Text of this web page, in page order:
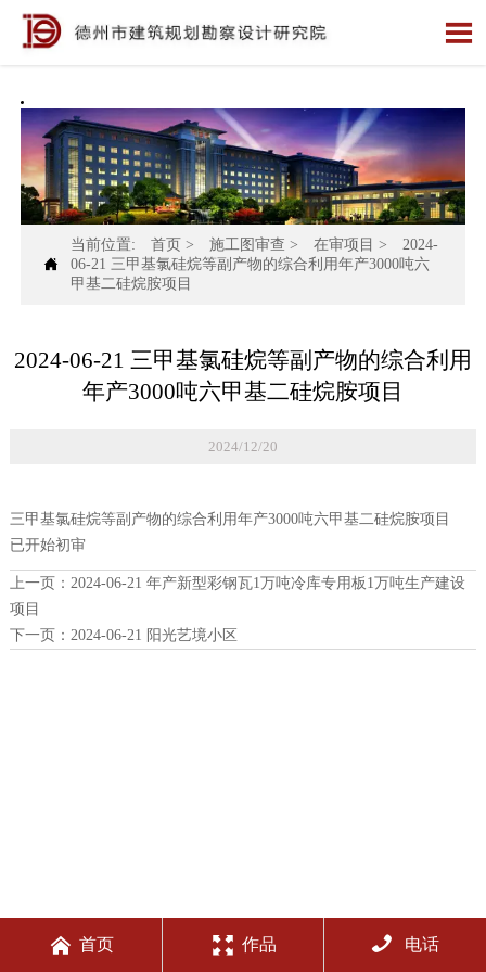


当前位置: 首页> 施工图审查 > 在审项目 >
2024-
06-21 三甲基氯硅烷等副产物的综合利用年产3000吨六
甲基二硅烷胺项目
2024-06-21 三甲基氯硅烷等副产物的综合利用
年产3000吨六甲基二硅烷胺项目
2024/12/20
三甲基氯硅烷等副产物的综合利用年产3000吨六甲基二硅烷胺项目
已开始初审
上一页： 2024-06-21 年产新型彩钢瓦1万吨冷库专用板1万吨生产建设
项目
下一页：
2024-06-21 阳光艺境小区
 首页  作品  电话